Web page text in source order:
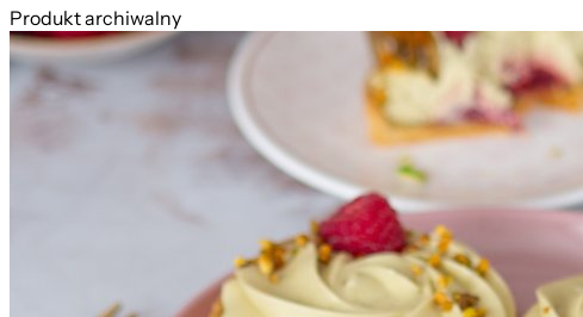
Produkt archiwalny